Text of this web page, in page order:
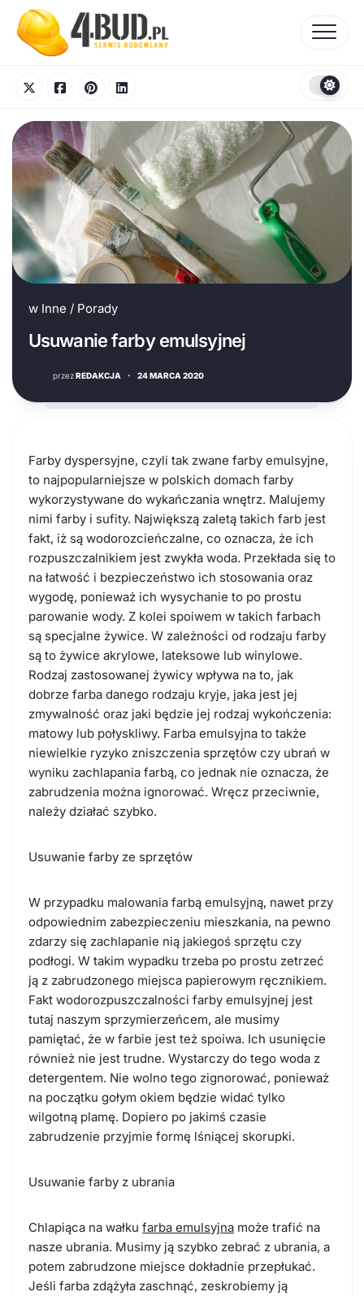
content
w Inne / Porady
Usuwanie farby emulsyjnej
przezREDAKCJA · 24 MARCA 2020
Farby dyspersyjne, czyli tak zwane farby emulsyjne,
to najpopularniejsze w polskich domach farby
wykorzystywane do wykańczania wnętrz. Malujemy
nimi farby i sufity. Największą zaletą takich farb jest
fakt, iż są wodorozcieńczalne, co oznacza, że ich
rozpuszczalnikiem jest zwykła woda. Przekłada się to
na łatwość i bezpieczeństwo ich stosowania oraz
wygodę, ponieważ ich wysychanie to po prostu
parowanie wody. Z kolei spoiwem w takich farbach
są specjalne żywice. W zależności od rodzaju farby
są to żywice akrylowe, lateksowe lub winylowe.
Rodzaj zastosowanej żywicy wpływa na to, jak
dobrze farba danego rodzaju kryje, jaka jest jej
zmywalność oraz jaki będzie jej rodzaj wykończenia:
matowy lub połyskliwy. Farba emulsyjna to także
niewielkie ryzyko zniszczenia sprzętów czy ubrań w
wyniku zachlapania farbą, co jednak nie oznacza, że
zabrudzenia można ignorować. Wręcz przeciwnie,
należy działać szybko.
Usuwanie farby ze sprzętów
W przypadku malowania farbą emulsyjną, nawet przy
odpowiednim zabezpieczeniu mieszkania, na pewno
zdarzy się zachlapanie nią jakiegoś sprzętu czy
podłogi. W takim wypadku trzeba po prostu zetrzeć
ją z zabrudzonego miejsca papierowym ręcznikiem.
Fakt wodorozpuszczalności farby emulsyjnej jest
tutaj naszym sprzymierzeńcem, ale musimy
pamiętać, że w farbie jest też spoiwa. Ich usunięcie
również nie jest trudne. Wystarczy do tego woda z
detergentem. Nie wolno tego zignorować, ponieważ
na początku gołym okiem będzie widać tylko
wilgotną plamę. Dopiero po jakimś czasie
zabrudzenie przyjmie formę lśniącej skorupki.
Usuwanie farby z ubrania
Chlapiąca na wałku farba emulsyjna może trafić na
nasze ubrania. Musimy ją szybko zebrać z ubrania, a
potem zabrudzone miejsce dokładnie przepłukać.
Jeśli farba zdążyła zaschnąć, zeskrobiemy ją